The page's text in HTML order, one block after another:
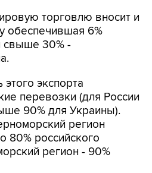
торговлю вносит и
обеспечившая 6%
свыше 30% -
экспорта
перевозки (для России
90% для Украины).
регион
80% российского
регион - 90%